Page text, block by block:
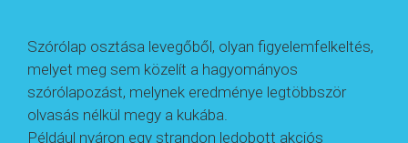
Szórólap osztása levegőből, olyan figyelemfelkeltés,
melyet meg sem közelít a hagyományos
szórólapozást, melynek eredménye legtöbbször
olvasás nélkül megy a kukába.
Például nyáron egy strandon ledobott akciós